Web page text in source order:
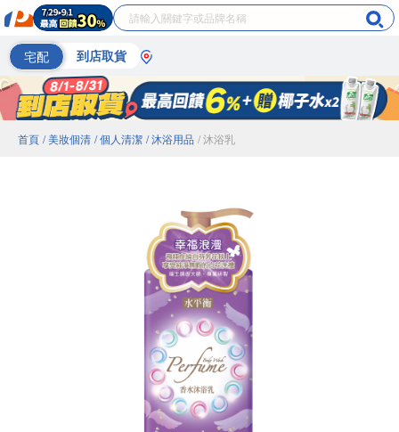
宅配 到店取貨
首頁 / 美妝個清 / 個人清潔 / 沐浴用品 / 沐浴乳